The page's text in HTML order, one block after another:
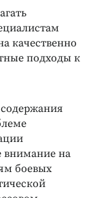
качественно
подходы к
внимание на
боевых